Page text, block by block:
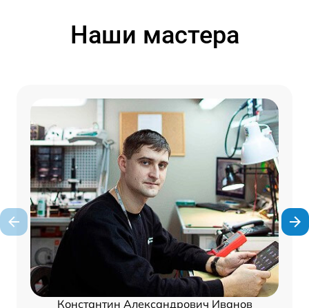
Наши мастера
Константин Александрович Иванов